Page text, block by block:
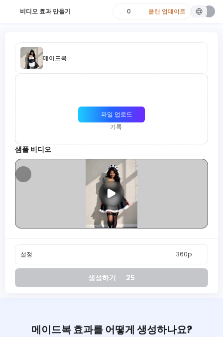
비디오 효과 만들기 0 플랜 업데이트
메이드복
파일 업로드
기록
샘플 비디오
설정: 360p
생성하기 25
메이드복 효과를 어떻게 생성하나요?